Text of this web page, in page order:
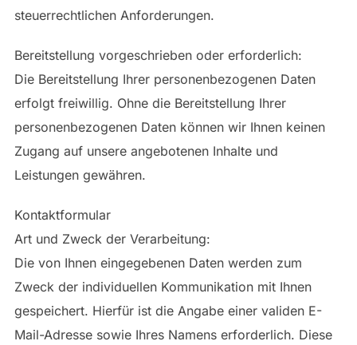
steuerrechtlichen Anforderungen.
Bereitstellung vorgeschrieben oder erforderlich:
Die Bereitstellung Ihrer personenbezogenen Daten
erfolgt freiwillig. Ohne die Bereitstellung Ihrer
personenbezogenen Daten können wir Ihnen keinen
Zugang auf unsere angebotenen Inhalte und
Leistungen gewähren.
Kontaktformular
Art und Zweck der Verarbeitung:
Die von Ihnen eingegebenen Daten werden zum
Zweck der individuellen Kommunikation mit Ihnen
gespeichert. Hierfür ist die Angabe einer validen E-
Mail-Adresse sowie Ihres Namens erforderlich. Diese